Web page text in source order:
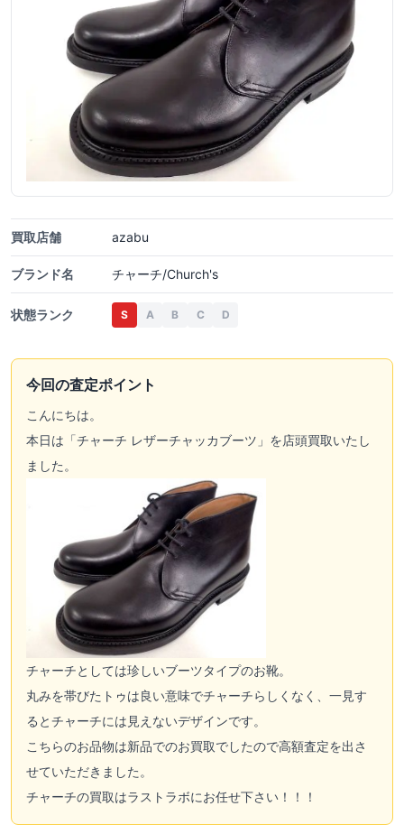
買取店舗 azabu
ブランド名 チャーチ/Church's
状態ランク S A B C D
今回の査定ポイント
こんにちは。
本日は「チャーチ レザーチャッカブーツ」を店頭買取いたし
ました。
チャーチとしては珍しいブーツタイプのお靴。
丸みを帯びたトゥは良い意味でチャーチらしくなく、一見す
るとチャーチには見えないデザインです。
こちらのお品物は新品でのお買取でしたので高額査定を出さ
せていただきました。
チャーチの買取はラストラボにお任せ下さい！！！